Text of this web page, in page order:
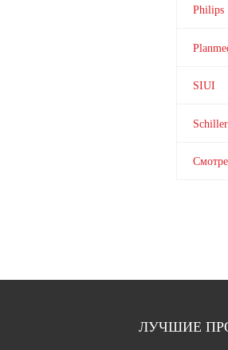
Philips
SIUI
Schiller
ЛУЧШИЕ